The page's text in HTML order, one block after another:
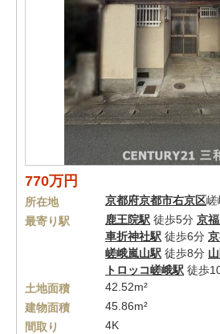
770万円
所在地 京都府京都市右京区嵯
最寄り駅
鹿王院駅 徒歩5分 京
車折神社駅 徒歩6分
嵯峨嵐山駅 徒歩8分
トロッコ嵯峨駅 徒歩
土地面積
42.52m²
建物面積
45.86m²
間取り
4K